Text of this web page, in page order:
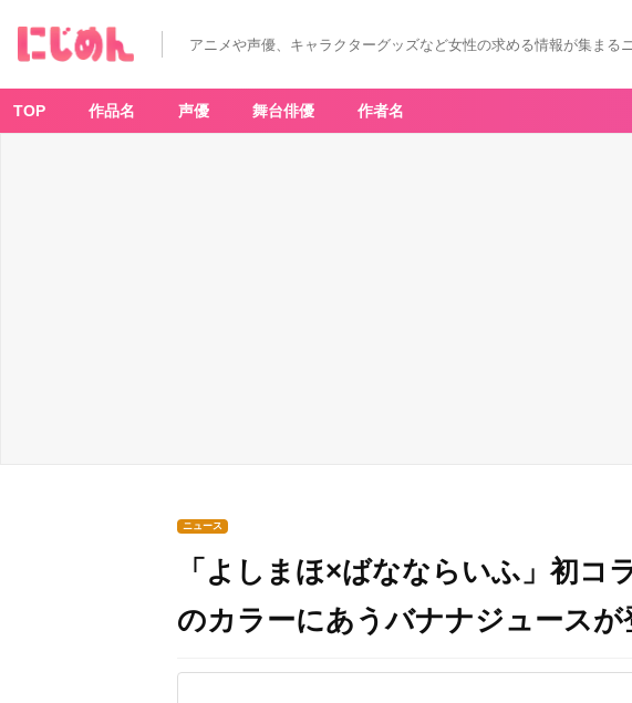
アニメや声優、キャラクターグッズなど女性の求める情報が集まる
TOP 作品名 声優 舞台俳優 作者名
ニュース
「よしまほ×ばなならいふ」初コ
のカラーにあうバナナジュースが